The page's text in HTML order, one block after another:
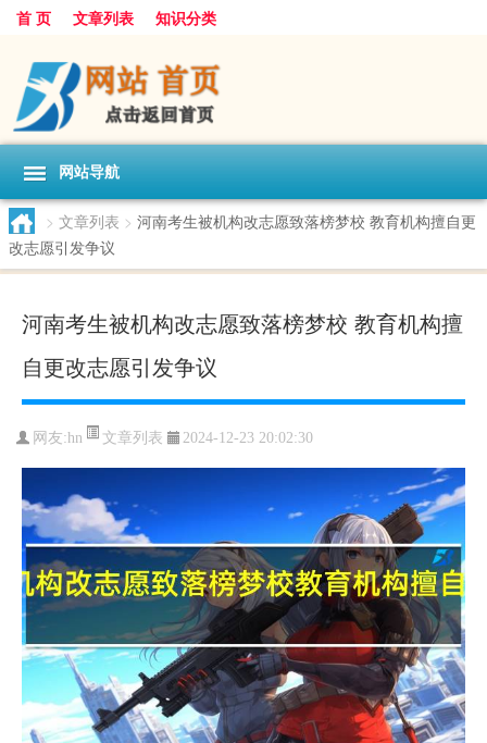
首 页 文章列表 知识分类
网站导航
> 文章列表 > 河南考生被机构改志愿致落榜梦校 教育机构擅自更
改志愿引发争议
河南考生被机构改志愿致落榜梦校 教育机构擅
自更改志愿引发争议
网友:hn 文章列表 2024-12-23 20:02:30